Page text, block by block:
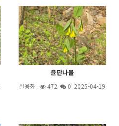
윤판나물
설용화 472 0 2025-04-19